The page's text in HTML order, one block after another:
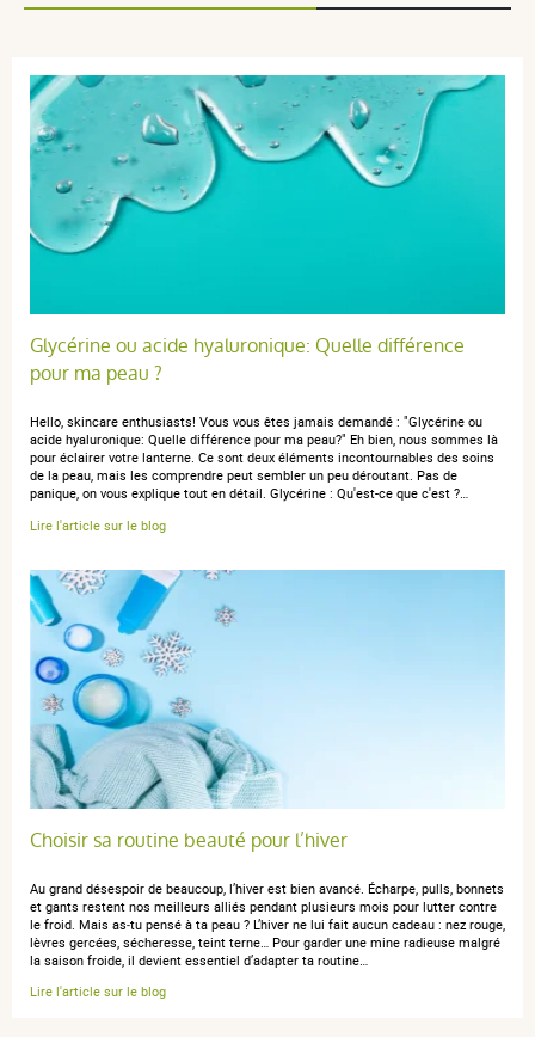
3 étoiles
0
Trier l'affichage des avis
I C.
5 / 5
Três bom
anonymous a.
juin 2018
5 / 5
tres bien
Glycérine ou acide hyaluronique: Quelle différence
pour ma peau ?
Hello, skincare enthusiasts! Vous vous êtes jamais demandé : "Glycérine ou
acide hyaluronique: Quelle différence pour ma peau?" Eh bien, nous sommes là
pour éclairer votre lanterne. Ce sont deux éléments incontournables des soins
de la peau, mais les comprendre peut sembler un peu déroutant. Pas de
panique, on vous explique tout en détail. Glycérine : Qu'est-ce que c'est ?…
Lire l'article sur le blog
Choisir sa routine beauté pour l’hiver
Au grand désespoir de beaucoup, l’hiver est bien avancé. Écharpe, pulls, bonnets
et gants restent nos meilleurs alliés pendant plusieurs mois pour lutter contre
le froid. Mais as‑tu pensé à ta peau ? L’hiver ne lui fait aucun cadeau : nez rouge,
lèvres gercées, sécheresse, teint terne… Pour garder une mine radieuse malgré
la saison froide, il devient essentiel d’adapter ta routine…
Lire l'article sur le blog